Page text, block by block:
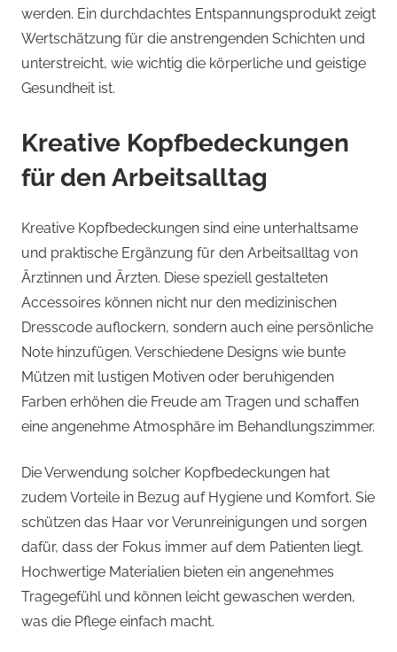
werden. Ein durchdachtes Entspannungsprodukt zeigt
Wertschätzung für die anstrengenden Schichten und
unterstreicht, wie wichtig die körperliche und geistige
Gesundheit ist.
Kreative Kopfbedeckungen
für den Arbeitsalltag
Kreative Kopfbedeckungen sind eine unterhaltsame
und praktische Ergänzung für den Arbeitsalltag von
Ärztinnen und Ärzten. Diese speziell gestalteten
Accessoires können nicht nur den medizinischen
Dresscode auflockern, sondern auch eine persönliche
Note hinzufügen. Verschiedene Designs wie bunte
Mützen mit lustigen Motiven oder beruhigenden
Farben erhöhen die Freude am Tragen und schaffen
eine angenehme Atmosphäre im Behandlungszimmer.
Die Verwendung solcher Kopfbedeckungen hat
zudem Vorteile in Bezug auf Hygiene und Komfort. Sie
schützen das Haar vor Verunreinigungen und sorgen
dafür, dass der Fokus immer auf dem Patienten liegt.
Hochwertige Materialien bieten ein angenehmes
Tragegefühl und können leicht gewaschen werden,
was die Pflege einfach macht.